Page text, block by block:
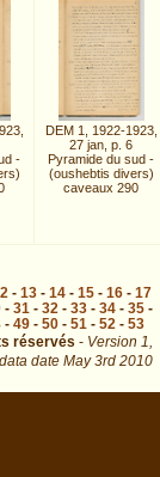
-
DEM 1, 1922-1923,
27 jan, p. 6
Pyramide du sud -
(oushebtis divers)
caveaux 290
- 13 - 14 - 15 - 16 - 17
- 31 - 32 - 33 - 34 - 35 -
- 49 - 50 - 51 - 52 - 53
réservés - Version 1,
data date May 3rd 2010